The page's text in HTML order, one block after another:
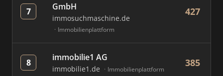
7
GmbH
immosuchmaschine.de
Immobilienplattform
427
8 immobilie1 AG
immobilie1.de Immobilienplattform
385